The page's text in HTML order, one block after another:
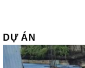
DỰ ÁN